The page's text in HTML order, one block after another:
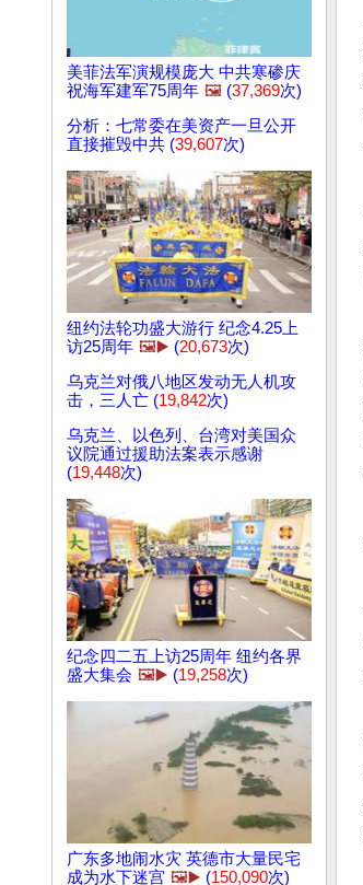
美菲法军演规模庞大 中共寒碜庆
祝海军建军75周年 🖼️ (37,369次)
分析：七常委在美资产一旦公开
直接摧毁中共 (39,607次)
纽约法轮功盛大游行 纪念4.25上
访25周年 🖼️▶️ (20,673次)
乌克兰对俄八地区发动无人机攻
击，三人亡 (19,842次)
乌克兰、以色列、台湾对美国众
议院通过援助法案表示感谢
(19,448次)
纪念四二五上访25周年 纽约各界
盛大集会 🖼️▶️ (19,258次)
广东多地闹水灾 英德市大量民宅
成为水下迷宫 🖼️▶️ (150,090次)